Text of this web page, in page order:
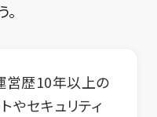
営歴10年以上の
やセキュリティ